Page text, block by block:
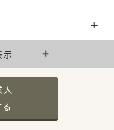
示
人